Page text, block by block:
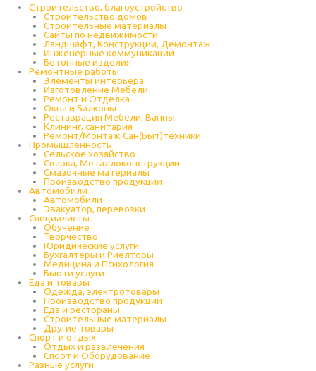
Строительство, благоустройство
Строительство домов
Строительные материалы
Сайты по недвижимости
Ландшафт, Конструкции, Демонтаж
Инженерные коммуникации
Бетонные изделия
Ремонтные работы
Элементы интерьера
Изготовление Мебели
Ремонт и Отделка
Окна и Балконы
Реставрация Мебели, Ванны
Клининг, санитария
Ремонт/Монтаж Сан(Быт)техники
Промышленность
Cельское хозяйство
Сварка, Металлоконструкции
Cмазочные материалы
Производство продукции
Автомобили
Автомобили
Эвакуатор, перевозки
Специалисты
Обучение
Творчество
Юридические услуги
Бухгалтеры и Риелторы
Медицина и Психология
Бьюти услуги
Еда и товары
Одежда, электротовары
Производство продукции
Еда и рестораны
Строительные материалы
Другие товары
Спорт и отдых
Отдых и развлечения
Спорт и Оборудование
Разные услуги